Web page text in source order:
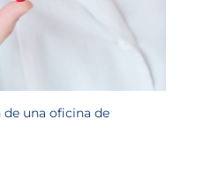
una oficina de